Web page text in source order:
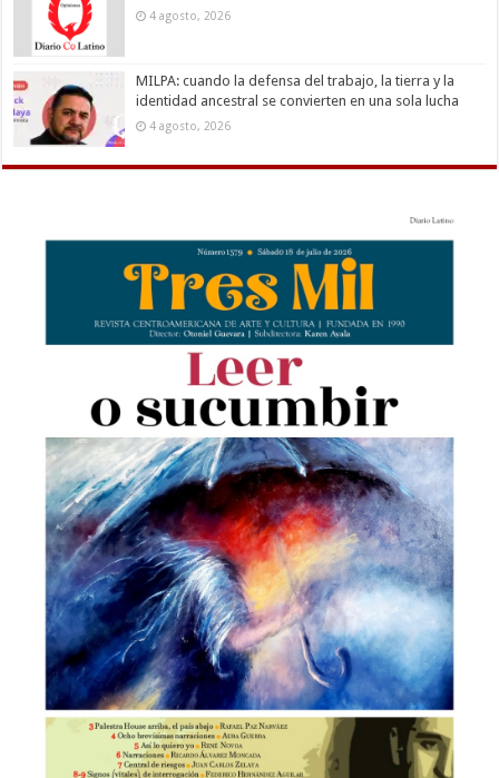
4 agosto, 2026
MILPA: cuando la defensa del trabajo, la tierra y la
identidad ancestral se convierten en una sola lucha
4 agosto, 2026